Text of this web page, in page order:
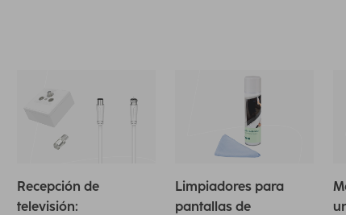
Recepción de
televisión:
Limpiadores para
pantallas de